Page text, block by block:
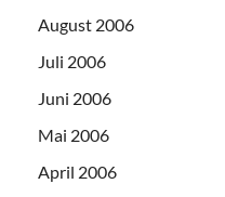
August 2006
Juli 2006
Juni 2006
Mai 2006
April 2006